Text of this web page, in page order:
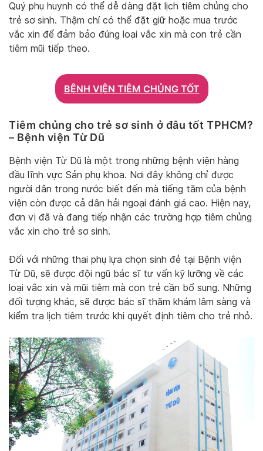
Quý phụ huynh có thể dễ dàng đặt lịch tiêm chủng cho
trẻ sơ sinh. Thậm chí có thể đặt giữ hoặc mua trước
vắc xin để đảm bảo đúng loại vắc xin mà con trẻ cần
tiêm mũi tiếp theo.
BỆNH VIỆN TIÊM CHỦNG TỐT
Tiêm chủng cho trẻ sơ sinh ở đâu tốt TPHCM?
– Bệnh viện Từ Dũ
Bệnh viện Từ Dũ là một trong những bệnh viện hàng
đầu lĩnh vực Sản phụ khoa. Nơi đây không chỉ được
người dân trong nước biết đến mà tiếng tăm của bệnh
viện còn được cả dân hải ngoại đánh giá cao. Hiện nay,
đơn vị đã và đang tiếp nhận các trường hợp tiêm chủng
vắc xin cho trẻ sơ sinh.
Đối với những thai phụ lựa chọn sinh đẻ tại Bệnh viện
Từ Dũ, sẽ được đội ngũ bác sĩ tư vấn kỹ lưỡng về các
loại vắc xin và mũi tiêm mà con trẻ cần bổ sung. Những
đối tượng khác, sẽ được bác sĩ thăm khám lâm sàng và
kiểm tra lịch tiêm trước khi quyết định tiêm cho trẻ nhỏ.